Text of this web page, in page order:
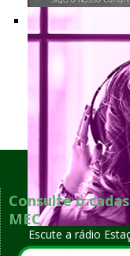
Nossas produções
Escute a rádio
Consulte o
MEC